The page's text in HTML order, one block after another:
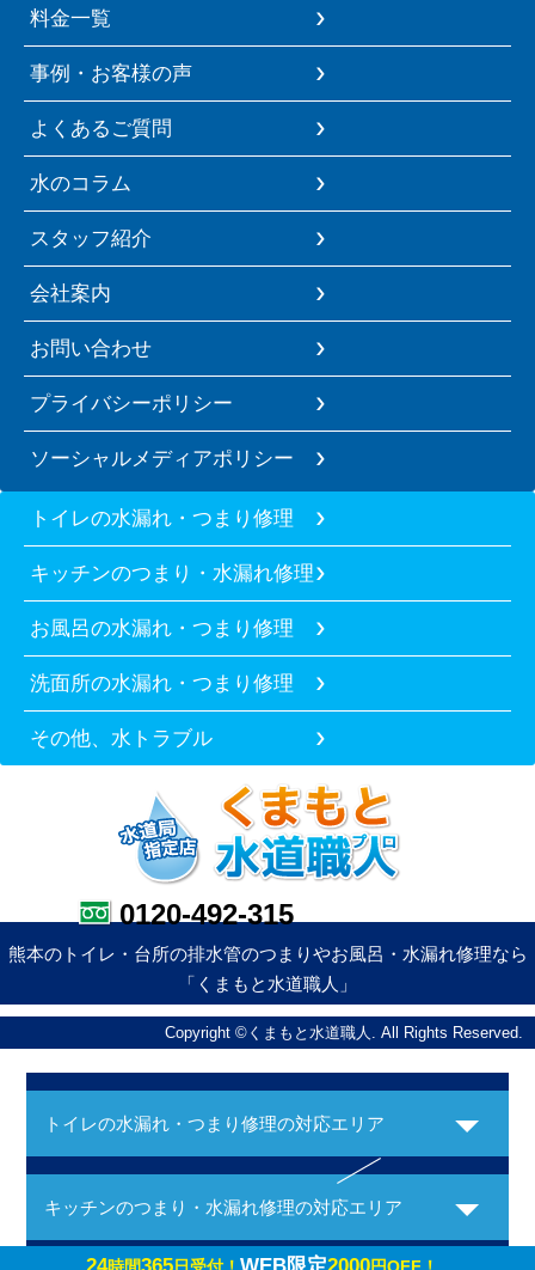
料金一覧
事例・お客様の声
よくあるご質問
水のコラム
スタッフ紹介
会社案内
お問い合わせ
プライバシーポリシー
ソーシャルメディアポリシー
トイレの水漏れ・つまり修理
キッチンのつまり・水漏れ修理
お風呂の水漏れ・つまり修理
洗面所の水漏れ・つまり修理
その他、水トラブル
0120-492-315
熊本のトイレ・台所の排水管のつまりやお風呂・水漏れ修理なら
「くまもと水道職人」
Copyright ©くまもと水道職人. All Rights Reserved.
トイレの水漏れ・つまり修理の対応エリア
キッチンのつまり・水漏れ修理の対応エリア